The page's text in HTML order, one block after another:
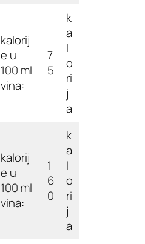
kalorij
e u
100 ml
vina:
7
5
k
a
l
o
ri
j
a
kalorij
e u
100 ml
vina:
1
6
0
k
a
l
o
ri
j
a